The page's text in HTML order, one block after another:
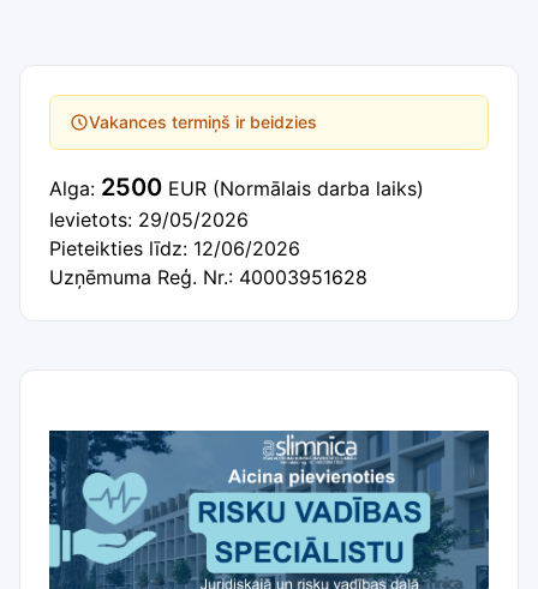
Vakances termiņš ir beidzies
Alga: 2500 EUR (Normālais darba laiks)
Ievietots: 29/05/2026
Pieteikties līdz: 12/06/2026
Uzņēmuma Reģ. Nr.: 40003951628